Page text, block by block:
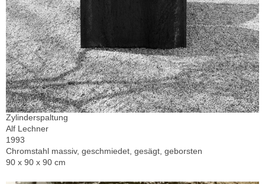
Zylinderspaltung
Alf Lechner
1993
Chromstahl massiv, geschmiedet, gesägt, geborsten
90 x 90 x 90 cm